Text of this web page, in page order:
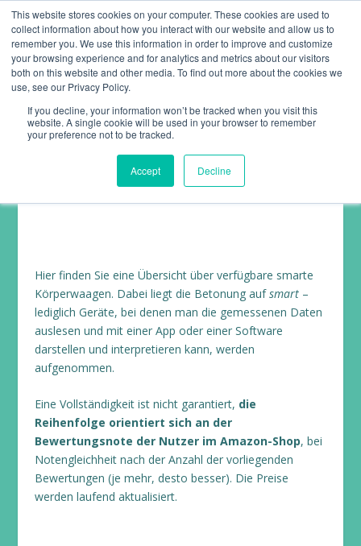
This website stores cookies on your computer. These cookies are used to
collect information about how you interact with our website and allow us to
remember you. We use this information in order to improve and customize
your browsing experience and for analytics and metrics about our visitors
both on this website and other media. To find out more about the cookies we
use, see our Privacy Policy.
If you decline, your information won’t be tracked when you visit this
website. A single cookie will be used in your browser to remember
your preference not to be tracked.
Accept Decline
SMARTE
KÖRPERFETTWAAGEN
Hier finden Sie eine Übersicht über verfügbare smarte
Körperwaagen. Dabei liegt die Betonung aufsmart–
lediglich Geräte, bei denen man die gemessenen Daten
auslesen und mit einer App oder einer Software
darstellen und interpretieren kann, werden
aufgenommen.
Eine Vollständigkeit ist nicht garantiert, die
Reihenfolge orientiert sich an der
Bewertungsnote der Nutzer im Amazon-Shop, bei
Notengleichheit nach der Anzahl der vorliegenden
Bewertungen (je mehr, desto besser). Die Preise
werden laufend aktualisiert.